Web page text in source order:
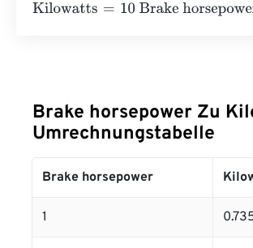
Kilowatts=10 Brake horsepower×
Brake horsepower Zu
Umrechnungstabelle
Brake horsepower
1